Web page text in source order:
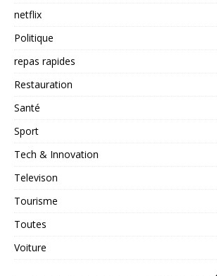
netflix
Politique
repas rapides
Restauration
Santé
Sport
Tech & Innovation
Televison
Tourisme
Toutes
Voiture